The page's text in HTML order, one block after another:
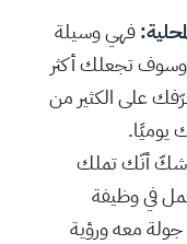
فهي وسيلة
تجعلك أكثر
على الكثير من
يوميًا.
شكّ أنّك تملك
في وظيفة
معه ورؤية